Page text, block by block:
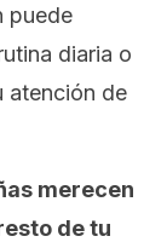
puede
diaria o
atención de
merecen
de tu